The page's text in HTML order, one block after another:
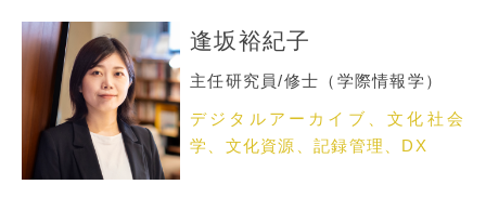
逢坂裕紀子
主任研究員/修士（学際情報学）
デジタルアーカイブ、文化社会
学、文化資源、記録管理、DX